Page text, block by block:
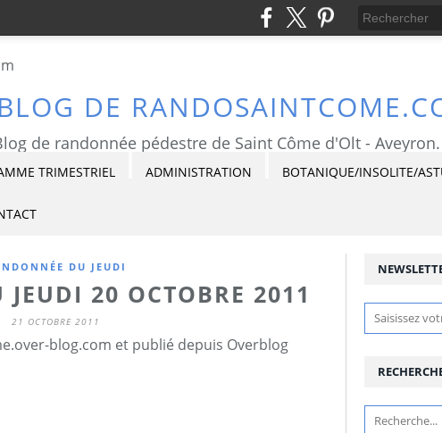
DE
de randonnée pédestre de Saint Côme d'Olt - Aveyron.
TRIMESTRIEL ADMINISTRATION BOTANIQUE/INSOLITE/
DU JEUDI
20 OCTOBRE 2011
21 OCTOBRE 2011
blog.com et publié depuis Overblog